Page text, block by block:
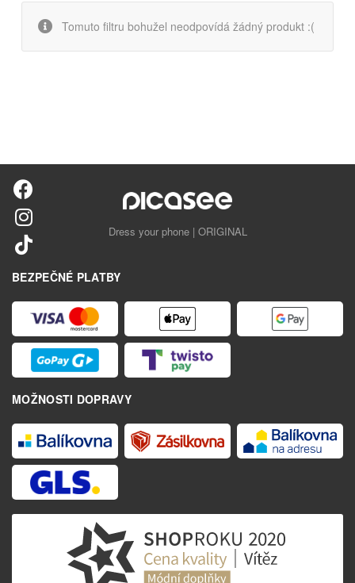
Tomuto filtru bohužel neodpovídá žádný produkt :(
Dress your phone | ORIGINAL
BEZPEČNÉ PLATBY
MOŽNOSTI DOPRAVY